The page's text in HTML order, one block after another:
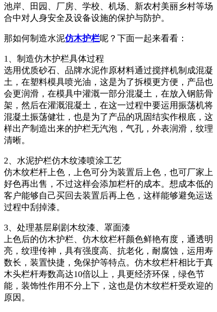
池岸、田园、厂房、学校、机场、新农村美丽乡村等场
合中对人身安全及设备设施的保护与防护。
那如何制造水泥仿木护栏呢？下面一起来看看：
1、制造仿木护栏具体过程
选用优质砂石、品牌水泥作原材料通过搅拌机制成混凝
土，在塑料模具喷光油，这是为了拆模更方便，产品也
会更润滑，在模具中灌溉一部分混凝土，在放入钢筋骨
架，然后在灌溉混凝土，在这一过程中要运用振荡机将
混凝土振荡健壮，也是为了产品的巩固结实作根底，这
样出产制造出来的护栏无汽泡，气孔，外表润滑，纹理
清晰。
2、水泥护栏仿木纹漆喷涂工艺
仿木纹栏杆上色，上色可分为装置后上色，也可厂家上
好色再出售，不过这样会添加栏杆的成本。想成本低的
客户能够自己买回去装置后再上色，这样能够避免运送
过程中刮掉漆。
3、处理基层刷剧木纹漆、罩面漆
上色后的仿木护栏、仿木纹栏杆颜色鲜艳有度，通透明
亮，纹理传神，具有强度高、抗老化，耐腐蚀，运用寿
数长，装置快捷，免保护等特点。仿木纹栏杆相比于真
木头栏杆寿数高达10倍以上，具更经济环保，绿色节
能，装饰性作用不分上下，这也是仿木纹栏杆受欢迎的
原因。